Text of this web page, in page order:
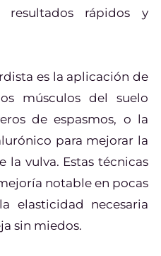
resultados rápidos y
es la aplicación de
músculos del suelo
de espasmos, o la
para mejorar la
la vulva. Estas técnicas
notable en pocas
elasticidad necesaria
sin miedos.